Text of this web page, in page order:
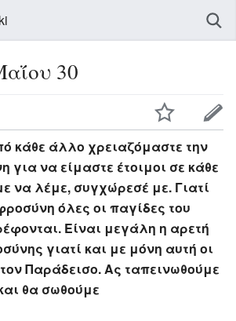
30
κάθε άλλο χρειαζόμαστε την
για να είμαστε έτοιμοι σε κάθε
να λέμε, συγχώρεσέ με. Γιατί
όλες οι παγίδες του
Είναι μεγάλη η αρετή
γιατί και με μόνη αυτή οι
Παράδεισο. Ας ταπεινωθούμε
θα σωθούμε